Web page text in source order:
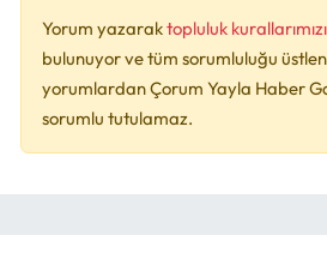
Yorum yazaraktopluluk kurallarımızı
bulunuyor ve tüm sorumluluğu
yorumlardan Çorum Yayla Haber
sorumlu tutulamaz.